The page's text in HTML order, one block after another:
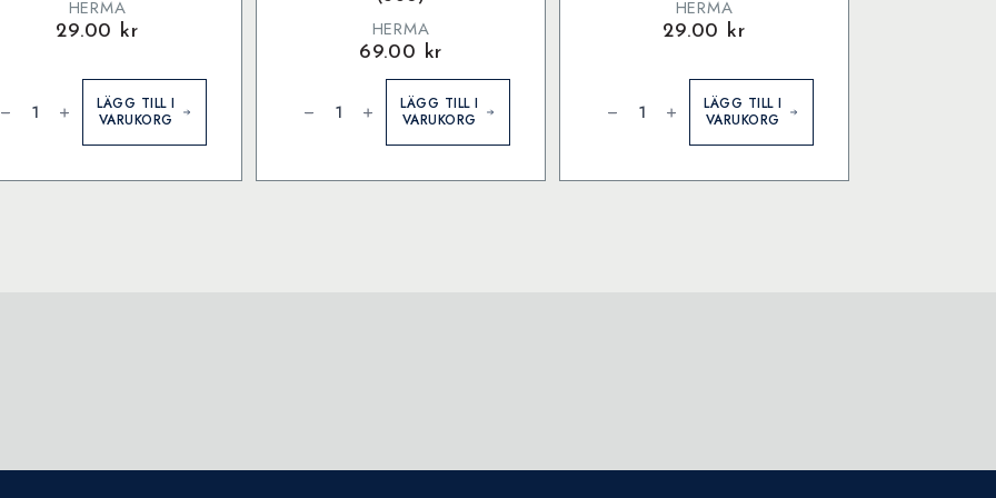
HERMA
29.00 kr
LÄGG TILL I
VARUKORG
HERMA
69.00 kr
etikett
KP
(360)
LÄGG TILL I
VARUKORG
HERMA
29.00 kr
etikett
ø13
mängd
LÄGG TILL I
VARUKORG